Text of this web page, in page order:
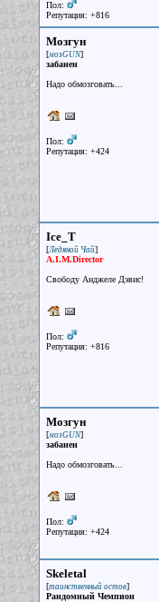
Пол:
Репутация: +816
Мозгун
[мозGUN]
забанен
Надо обмозговать...
Пол:
Репутация: +424
Ice_T
[Ледяной Чай]
A.I.M.Director
Свободу Анджеле Дэвис!
Пол:
Репутация: +816
Мозгун
[мозGUN]
забанен
Надо обмозговать...
Пол:
Репутация: +424
Skeletal
[таинственный остов]
Рандомный Чемпион